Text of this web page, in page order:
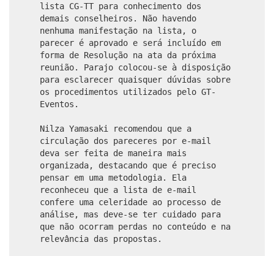
lista CG-TT para conhecimento dos
demais conselheiros. Não havendo
nenhuma manifestação na lista, o
parecer é aprovado e será incluído em
forma de Resolução na ata da próxima
reunião. Parajo colocou-se à disposição
para esclarecer quaisquer dúvidas sobre
os procedimentos utilizados pelo GT-
Eventos.
Nilza Yamasaki recomendou que a
circulação dos pareceres por e-mail
deva ser feita de maneira mais
organizada, destacando que é preciso
pensar em uma metodologia. Ela
reconheceu que a lista de e-mail
confere uma celeridade ao processo de
análise, mas deve-se ter cuidado para
que não ocorram perdas no conteúdo e na
relevância das propostas.